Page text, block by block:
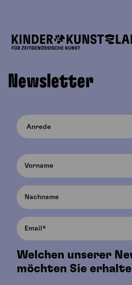
Newsletter
Welchen unserer
möchten Sie